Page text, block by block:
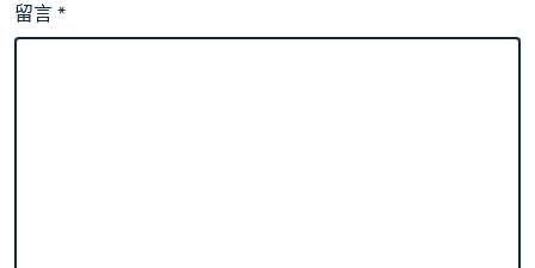
留言*